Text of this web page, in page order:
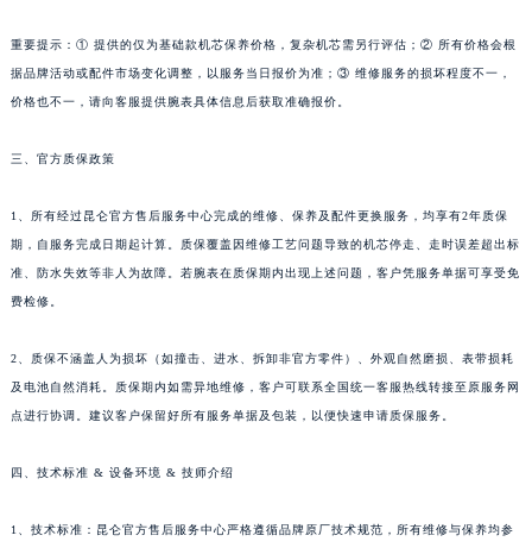
重要提示：① 提供的仅为基础款机芯保养价格，复杂机芯需另行评估；② 所有价格会根
据品牌活动或配件市场变化调整，以服务当日报价为准；③ 维修服务的损坏程度不一，
价格也不一，请向客服提供腕表具体信息后获取准确报价。
三、官方质保政策
1、所有经过昆仑官方售后服务中心完成的维修、保养及配件更换服务，均享有2年质保
期，自服务完成日期起计算。质保覆盖因维修工艺问题导致的机芯停走、走时误差超出标
准、防水失效等非人为故障。若腕表在质保期内出现上述问题，客户凭服务单据可享受免
费检修。
2、质保不涵盖人为损坏（如撞击、进水、拆卸非官方零件）、外观自然磨损、表带损耗
及电池自然消耗。质保期内如需异地维修，客户可联系全国统一客服热线转接至原服务网
点进行协调。建议客户保留好所有服务单据及包装，以便快速申请质保服务。
四、技术标准 & 设备环境 & 技师介绍
1、技术标准：昆仑官方售后服务中心严格遵循品牌原厂技术规范，所有维修与保养均参